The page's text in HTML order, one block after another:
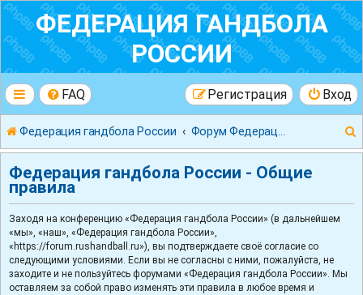
ФЕДЕРАЦИЯ ГАНДБОЛА
РОССИИ
FAQ Вход
Регистрация
Федерация гандбола России
Федерация гандбола России - Общие
правила
Заходя на конференцию «Федерация гандбола России» (в дальнейшем
«мы», «наш», «Федерация гандбола России»,
«https://forum.rushandball.ru»), вы подтверждаете своё согласие со
следующими условиями. Если вы не согласны с ними, пожалуйста, не
заходите и не пользуйтесь форумами «Федерация гандбола России». Мы
оставляем за собой право изменять эти правила в любое время и